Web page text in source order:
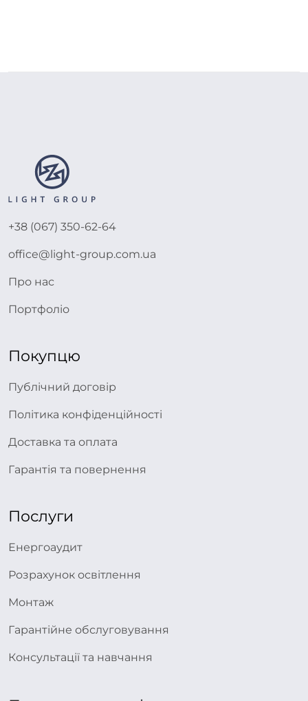
+38 (067) 350-62-64
office@light-group.com.ua
Про нас
Портфоліо
Покупцю
Публічний договір
Політика конфіденційності
Доставка та оплата
Гарантія та повернення
Послуги
Енергоаудит
Розрахунок освітлення
Монтаж
Гарантійне обслуговування
Консультації та навчання